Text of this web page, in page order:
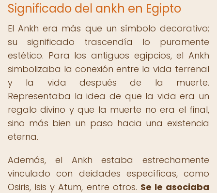
Significado del ankh en Egipto
El Ankh era más que un símbolo decorativo;
su significado trascendía lo puramente
estético. Para los antiguos egipcios, el Ankh
simbolizaba la conexión entre la vida terrenal
y la vida después de la muerte.
Representaba la idea de que la vida era un
regalo divino y que la muerte no era el final,
sino más bien un paso hacia una existencia
eterna.
Además, el Ankh estaba estrechamente
vinculado con deidades específicas, como
Osiris, Isis y Atum, entre otros. Se le asociaba